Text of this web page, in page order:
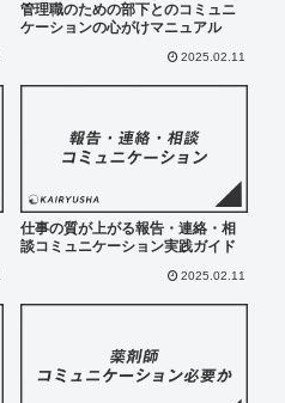
管理職のための部下とのコミュニ
ケーションの心がけマニュアル
2025.02.11
仕事の質が上がる報告・連絡・相
談コミュニケーション実践ガイド
2025.02.11